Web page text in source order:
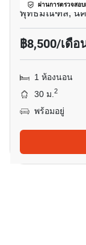
ผ่านการตรวจสอบ
พุทธมณฑล, นค
฿8,500/เดือ
1 ห้องนอน
30 ม.2
พร้อมอยู่